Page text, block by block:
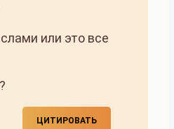
или это все
ЦИТИРОВАТЬ